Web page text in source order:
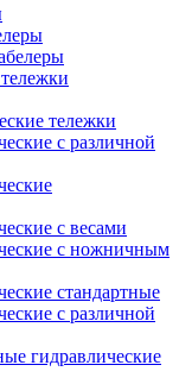
тележки
с различной
с весами
с ножничным
стандартные
с различной
гидравлические